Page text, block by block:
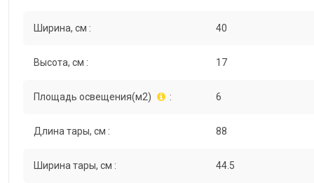
Ширина, см : 40
Высота, см : 17
Площадь освещения(м2) : 6
Длина тары, см : 88
Ширина тары, см : 44.5